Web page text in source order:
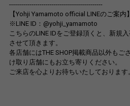
----------------------------------------------
【Yohji Yamamoto official LINEのご案内】
※LINE ID：@yohji_yamamoto
こちらのLINE IDをご登録頂くと、新規
させて頂きます。
各店舗にはTHE SHOP掲載商品以外もご
け取り店舗にもお立ち寄りください。
ご来店を心よりお待ちいたしております